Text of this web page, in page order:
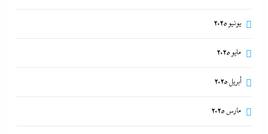
يونيو 2025
مايو 2025
أبريل 2025
مارس 2025